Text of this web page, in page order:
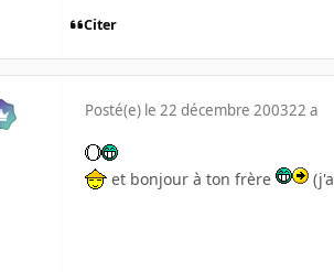
Citer
Posté(e) le 22 décembre 200322 a
et bonjour à ton frère